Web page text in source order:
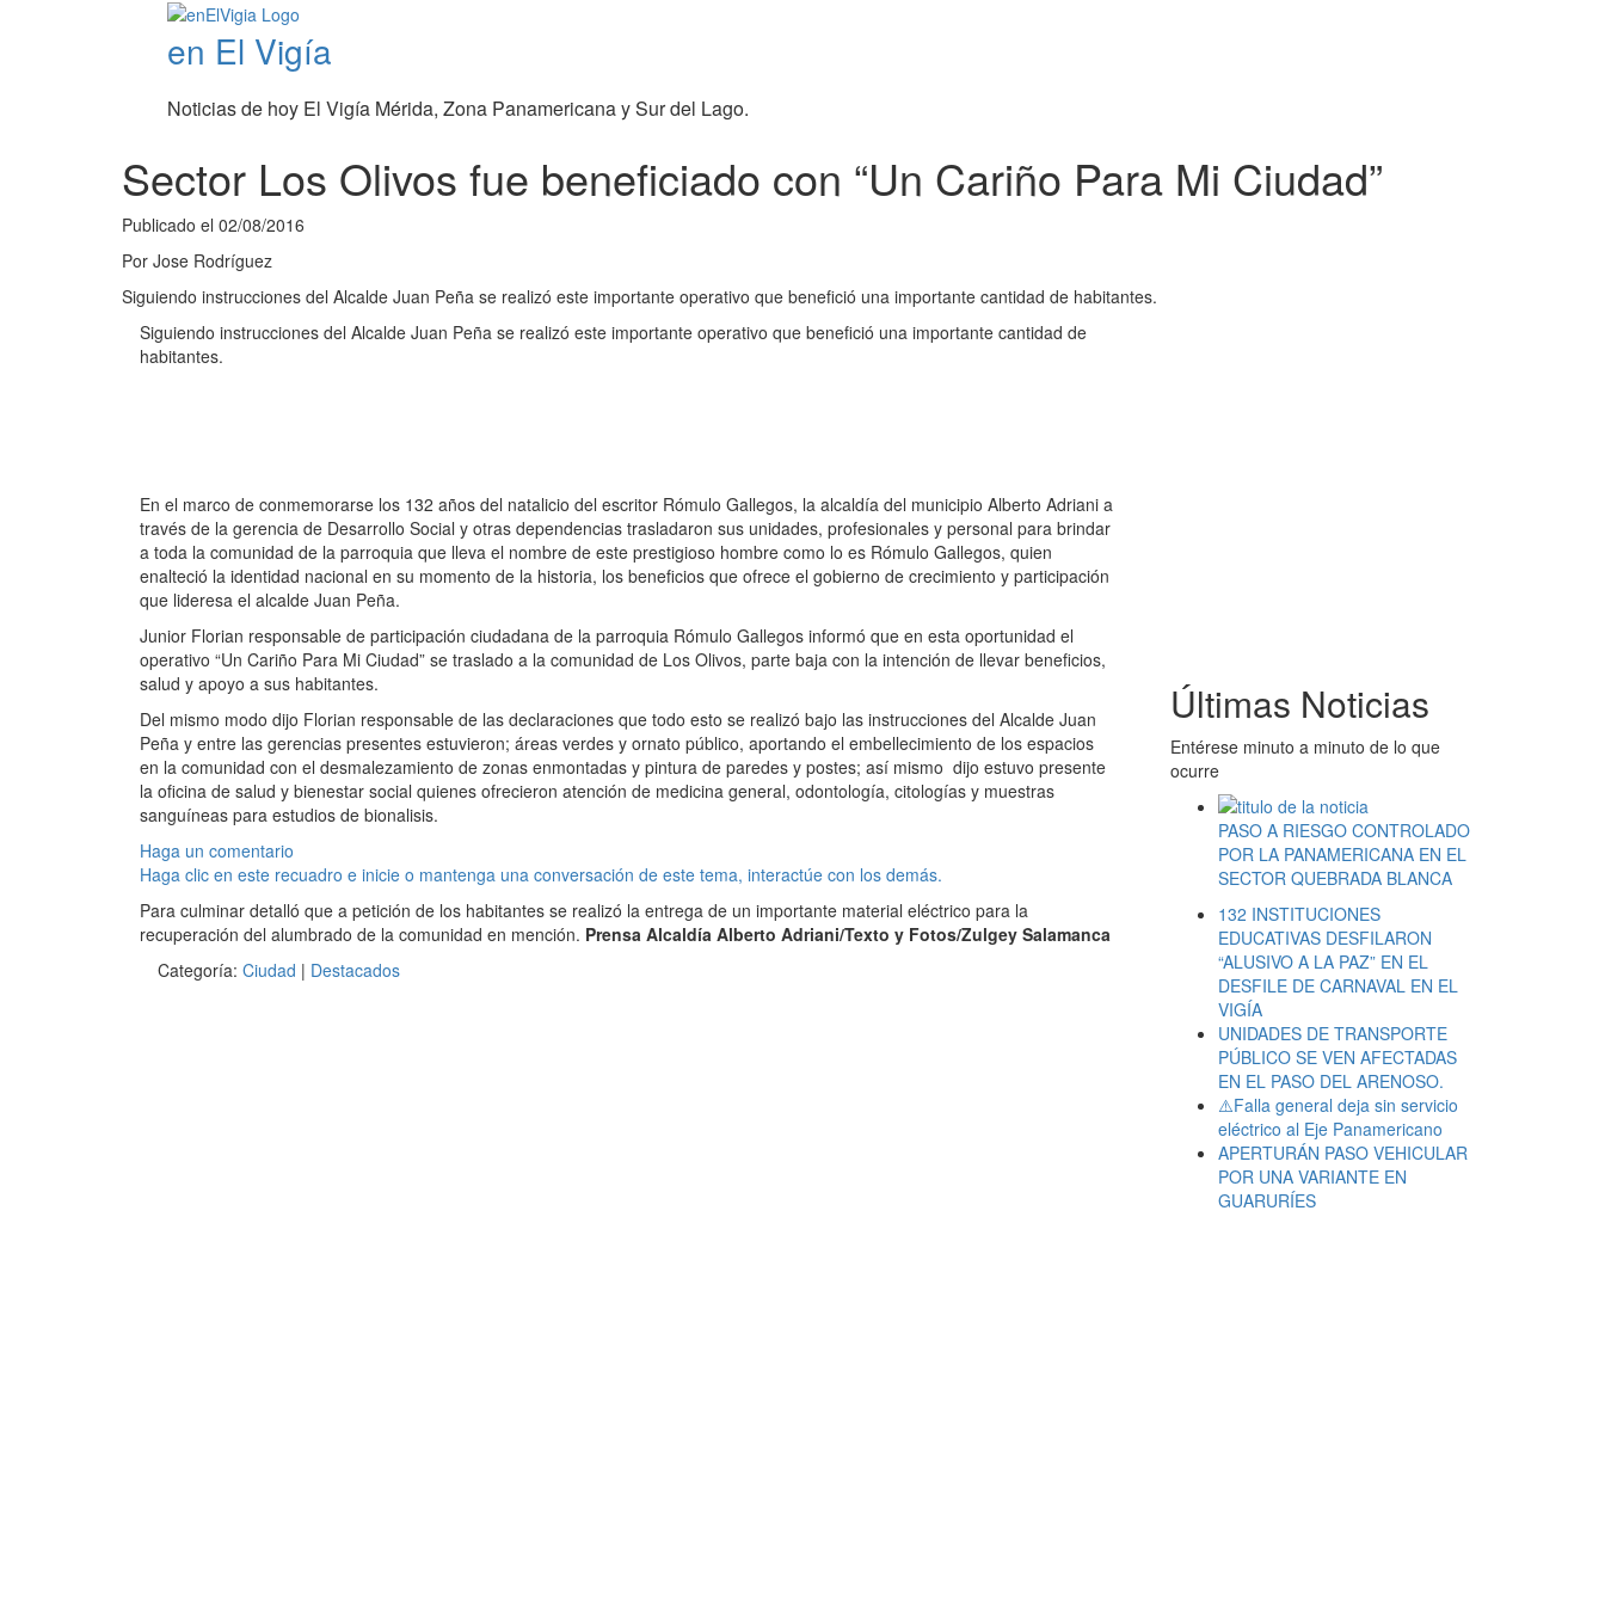
en El Vigía
Noticias de hoy El Vigía Mérida, Zona Panamericana y Sur del Lago.
Sector Los Olivos fue beneficiado con “Un Cariño Para Mi Ciudad”
Publicado el 02/08/2016
Por Jose Rodríguez
Siguiendo instrucciones del Alcalde Juan Peña se realizó este importante operativo que benefició una importante cantidad de habitantes.
Siguiendo instrucciones del Alcalde Juan Peña se realizó este importante operativo que benefició una importante cantidad de
habitantes.
En el marco de conmemorarse los 132 años del natalicio del escritor Rómulo Gallegos, la alcaldía del municipio Alberto Adriani a
través de la gerencia de Desarrollo Social y otras dependencias trasladaron sus unidades, profesionales y personal para brindar
a toda la comunidad de la parroquia que lleva el nombre de este prestigioso hombre como lo es Rómulo Gallegos, quien
enalteció la identidad nacional en su momento de la historia, los beneficios que ofrece el gobierno de crecimiento y participación
que lideresa el alcalde Juan Peña.
Junior Florian responsable de participación ciudadana de la parroquia Rómulo Gallegos informó que en esta oportunidad el
operativo “Un Cariño Para Mi Ciudad” se traslado a la comunidad de Los Olivos, parte baja con la intención de llevar beneficios,
salud y apoyo a sus habitantes.
Del mismo modo dijo Florian responsable de las declaraciones que todo esto se realizó bajo las instrucciones del Alcalde Juan
Peña y entre las gerencias presentes estuvieron; áreas verdes y ornato público, aportando el embellecimiento de los espacios
en la comunidad con el desmalezamiento de zonas enmontadas y pintura de paredes y postes; así mismo dijo estuvo presente
la oficina de salud y bienestar social quienes ofrecieron atención de medicina general, odontología, citologías y muestras
sanguíneas para estudios de bionalisis.
Haga un comentario
Haga clic en este recuadro e inicie o mantenga una conversación de este tema, interactúe con los demás.
Para culminar detalló que a petición de los habitantes se realizó la entrega de un importante material eléctrico para la
recuperación del alumbrado de la comunidad en mención. Prensa Alcaldía Alberto Adriani/Texto y Fotos/Zulgey Salamanca
Categoría: Ciudad | Destacados
Últimas Noticias
Entérese minuto a minuto de lo que
ocurre
PASO A RIESGO CONTROLADO
POR LA PANAMERICANA EN EL
SECTOR QUEBRADA BLANCA
132 INSTITUCIONES
EDUCATIVAS DESFILARON
“ALUSIVO A LA PAZ” EN EL
DESFILE DE CARNAVAL EN EL
VIGÍA
UNIDADES DE TRANSPORTE
PÚBLICO SE VEN AFECTADAS
EN EL PASO DEL ARENOSO.
⚠️Falla general deja sin servicio
eléctrico al Eje Panamericano
APERTURÁN PASO VEHICULAR
POR UNA VARIANTE EN
GUARURÍES